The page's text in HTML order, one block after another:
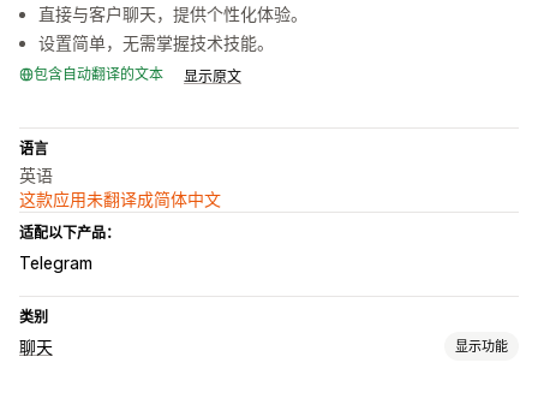
直接与客户聊天，提供个性化体验。
设置简单，无需掌握技术技能。
包含自动翻译的文本 显示原文
语言
英语
这款应用未翻译成简体中文
适配以下产品：
Telegram
类别
聊天 显示功能